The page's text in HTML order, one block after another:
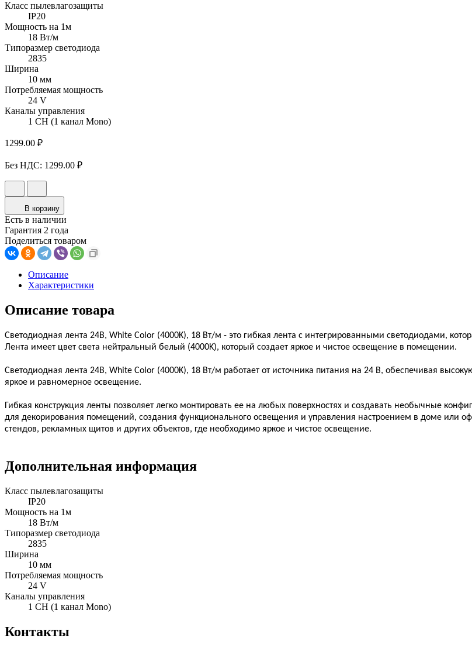
Класс пылевлагозащиты
IP20
Мощность на 1м
18 Вт/м
Типоразмер светодиода
2835
Ширина
10 мм
Потребляемая мощность
24 V
Каналы управления
1 CH (1 канал Mono)
1299.00 ₽
Без НДС: 1299.00 ₽
В корзину
Есть в наличии
Гарантия 2 года
Поделиться товаром
Описание
Характеристики
Описание товара
Светодиодная лента 24В, White Color (4000K), 18 Вт/м - это гибкая лента с интегрированными светодиодами,
Лента имеет цвет света нейтральный белый (4000K), который создает яркое и чистое освещение в помещении.
Светодиодная лента 24В, White Color (4000K), 18 Вт/м работает от источника питания на 24 В, обеспечивая
яркое и равномерное освещение.
Гибкая конструкция ленты позволяет легко монтировать ее на любых поверхностях и создавать необычные
для декорирования помещений, создания функционального освещения и управления настроением в доме или
стендов, рекламных щитов и других объектов, где необходимо яркое и чистое освещение.
Дополнительная информация
Класс пылевлагозащиты
IP20
Мощность на 1м
18 Вт/м
Типоразмер светодиода
2835
Ширина
10 мм
Потребляемая мощность
24 V
Каналы управления
1 CH (1 канал Mono)
Контакты